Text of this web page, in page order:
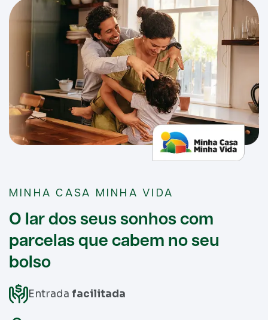
MINHA CASA MINHA VIDA
O lar dos seus sonhos com
parcelas que cabem no seu
bolso
Entrada facilitada